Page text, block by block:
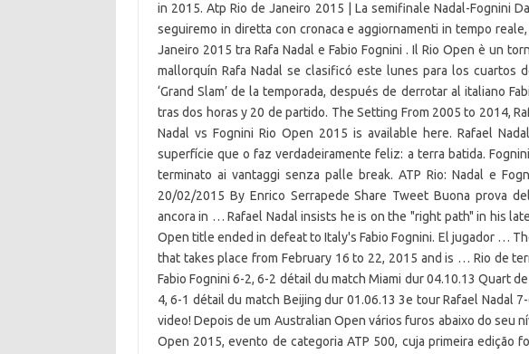
in 2015. Atp Rio de Janeiro 2015 | La semifinale Nadal-Fognini
seguiremo in diretta con cronaca e aggiornamenti in tempo
Janeiro 2015 tra Rafa Nadal e Fabio Fognini . Il Rio Open è un
mallorquín Rafa Nadal se clasificó este lunes para los cuartos
‘Grand Slam’ de la temporada, después de derrotar al italiano
tras dos horas y 20 de partido. The Setting From 2005 to 2014,
Nadal vs Fognini Rio Open 2015 is available here. Rafael
superfície que o faz verdadeiramente feliz: a terra batida.
terminato ai vantaggi senza palle break. ATP Rio: Nadal e
20/02/2015 By Enrico Serrapede Share Tweet Buona prova
ancora in … Rafael Nadal insists he is on the "right path" in his
Open title ended in defeat to Italy's Fabio Fognini. El jugador …
that takes place from February 16 to 22, 2015 and is … Rio de
Fabio Fognini 6-2, 6-2 détail du match Miami dur 04.10.13 Quart
4, 6-1 détail du match Beijing dur 01.06.13 3e tour Rafael Nadal
video! Depois de um Australian Open vários furos abaixo do seu
Open 2015, evento de categoria ATP 500, cuja primeira edição